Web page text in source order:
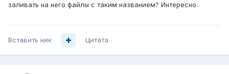
заливать на него файлы с таким названием? Интересно.
Вставить ник Цитата